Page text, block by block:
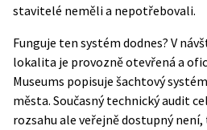
stavitelé neměli a nepotřebovali.
Funguje ten systém dodnes? V
lokalita je provozně otevřená a
Museums popisuje šachtový
města. Současný technický audit
rozsahu ale veřejně dostupný